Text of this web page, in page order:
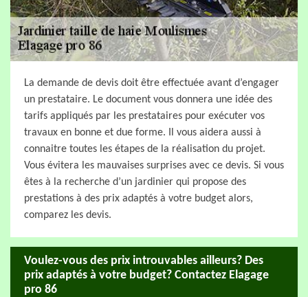
La demande de devis doit être effectuée avant d’engager
un prestataire. Le document vous donnera une idée des
tarifs appliqués par les prestataires pour exécuter vos
travaux en bonne et due forme. Il vous aidera aussi à
connaitre toutes les étapes de la réalisation du projet.
Vous évitera les mauvaises surprises avec ce devis. Si vous
êtes à la recherche d’un jardinier qui propose des
prestations à des prix adaptés à votre budget alors,
comparez les devis.
Voulez-vous des prix introuvables ailleurs? Des
prix adaptés à votre budget? Contactez Elagage
pro 86